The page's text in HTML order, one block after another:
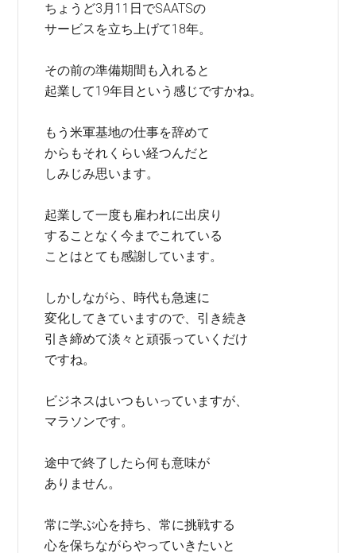
ちょうど3月11日でSAATSの
サービスを立ち上げて18年。
その前の準備期間も入れると
起業して19年目という感じですかね。
もう米軍基地の仕事を辞めて
からもそれくらい経つんだと
しみじみ思います。
起業して一度も雇われに出戻り
することなく今までこれている
ことはとても感謝しています。
しかしながら、時代も急速に
変化してきていますので、引き続き
引き締めて淡々と頑張っていくだけ
ですね。
ビジネスはいつもいっていますが、
マラソンです。
途中で終了したら何も意味が
ありません。
常に学ぶ心を持ち、常に挑戦する
心を保ちながらやっていきたいと